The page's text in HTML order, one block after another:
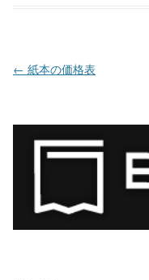
投稿ナビゲーション
← 紙本の価格表